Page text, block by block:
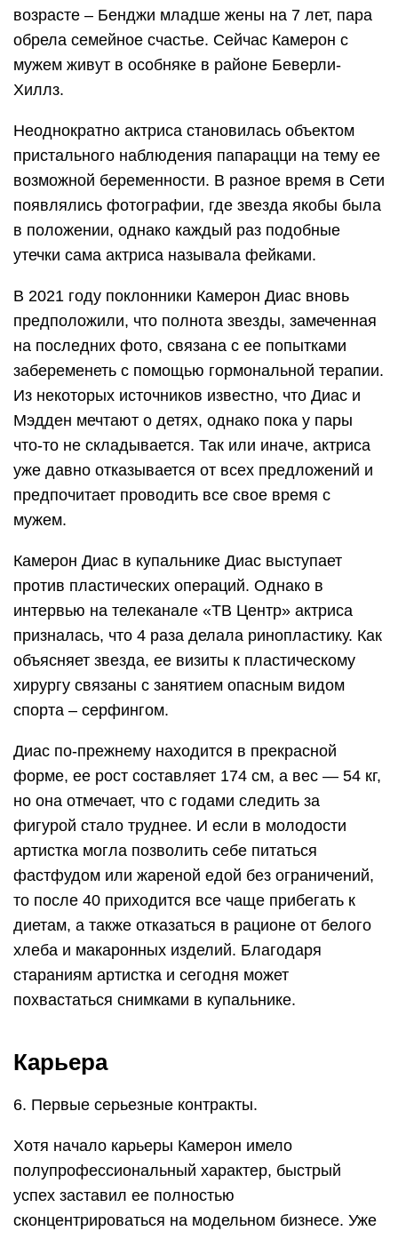
возрасте – Бенджи младше жены на 7 лет, пара
обрела семейное счастье. Сейчас Камерон с
мужем живут в особняке в районе Беверли-
Хиллз.
Неоднократно актриса становилась объектом
пристального наблюдения папарацци на тему ее
возможной беременности. В разное время в Сети
появлялись фотографии, где звезда якобы была
в положении, однако каждый раз подобные
утечки сама актриса называла фейками.
В 2021 году поклонники Камерон Диас вновь
предположили, что полнота звезды, замеченная
на последних фото, связана с ее попытками
забеременеть с помощью гормональной терапии.
Из некоторых источников известно, что Диас и
Мэдден мечтают о детях, однако пока у пары
что-то не складывается. Так или иначе, актриса
уже давно отказывается от всех предложений и
предпочитает проводить все свое время с
мужем.
Камерон Диас в купальнике Диас выступает
против пластических операций. Однако в
интервью на телеканале «ТВ Центр» актриса
призналась, что 4 раза делала ринопластику. Как
объясняет звезда, ее визиты к пластическому
хирургу связаны с занятием опасным видом
спорта – серфингом.
Диас по-прежнему находится в прекрасной
форме, ее рост составляет 174 см, а вес — 54 кг,
но она отмечает, что с годами следить за
фигурой стало труднее. И если в молодости
артистка могла позволить себе питаться
фастфудом или жареной едой без ограничений,
то после 40 приходится все чаще прибегать к
диетам, а также отказаться в рационе от белого
хлеба и макаронных изделий. Благодаря
стараниям артистка и сегодня может
похвастаться снимками в купальнике.
Карьера
6. Первые серьезные контракты.
Хотя начало карьеры Камерон имело
полупрофессиональный характер, быстрый
успех заставил ее полностью
сконцентрироваться на модельном бизнесе. Уже